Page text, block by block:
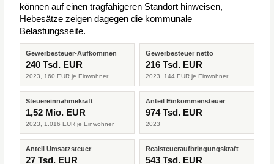
können auf einen tragfähigeren Standort hinweisen,
Hebesätze zeigen dagegen die kommunale
Belastungsseite.
Gewerbesteuer-Aufkommen
240 Tsd. EUR
2023, 160 EUR je Einwohner
Gewerbesteuer netto
216 Tsd. EUR
2023, 144 EUR je Einwohner
Steuereinnahmekraft
1,52 Mio. EUR
2023, 1.016 EUR je Einwohner
Anteil Einkommensteuer
974 Tsd. EUR
2023
Anteil Umsatzsteuer
27 Tsd. EUR
Realsteueraufbringungskraft
543 Tsd. EUR